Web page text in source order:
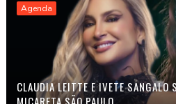
Agenda
CLAUDIA LEITTE E IVETE SANGALO